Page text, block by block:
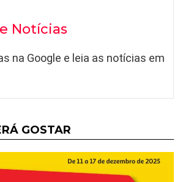
Notícias
na Google e leia as notícias em
GOSTAR